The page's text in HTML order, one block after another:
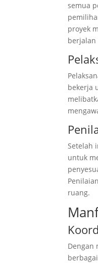
semua
proyek
berjalan
bekerja
Setelah
untuk
ruang.
Dengan